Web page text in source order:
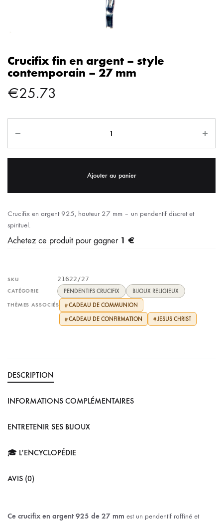
Crucifix fin en argent – style
contemporain – 27 mm
€25.73
Ajouter au panier
Crucifix en argent 925, hauteur 27 mm – un pendentif discret et
spirituel.
Achetez ce produit pour gagner 1 €
SKU 21622/27
CATÉGORIE PENDENTIFS CRUCIFIX BIJOUX RELIGIEUX
THÈMES ASSOCIÉS #CADEAU DE COMMUNION
#CADEAU DE CONFIRMATION #JESUS CHRIST
DESCRIPTION
INFORMATIONS COMPLÉMENTAIRES
ENTRETENIR SES BIJOUX
🎓 L’ENCYCLOPÉDIE
AVIS (0)
Ce crucifix en argent 925 de 27 mm est un pendentif raffiné et